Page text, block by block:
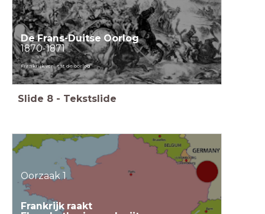
De Frans-Duitse Oorlog
1870-1871
Frankrijk verliest de oorlog
Slide 8 - Tekstslide
Oorzaak 1
Frankrijk raakt